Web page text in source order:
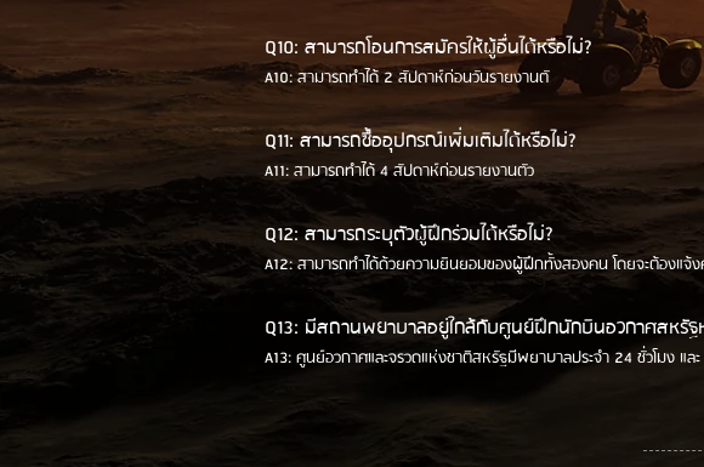
Q10: สามารถโอนการสมัครให้ผู้อื่นได้หรือไม่?
A10: สามารถทำได้ 2 สัปดาห์ก่อนวันรายงานตั
Q11: สามารถซื้ออุปกรณ์เพิ่มเติมได้หรือไม่?
A11: สามารถทำได้ 4 สัปดาห์ก่อนรายงานตัว
Q12: สามารถระบุตัวผู้ฝึกร่วมได้หรือไม่?
A12: สามารถทำได้ด้วยความยินยอมของผู้ฝึกทั้งสองคน โดยจะต้องแจ้
Q13: มีสถานพยาบาลอยู่ใกล้กับศูนย์ฝึกนักบินอวกาศสหรัฐ
A13: ศูนย์อวกาศและจรวดแห่งชาติสหรัฐมีพยาบาลประจำ 24 ชั่วโมง แ